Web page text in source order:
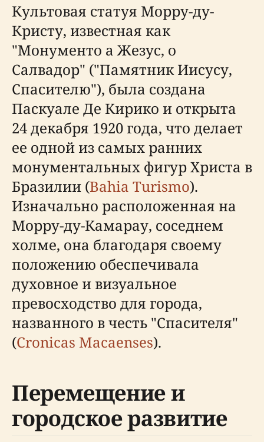
Культовая статуя Морру-ду-
Кристу, известная как
"Монументо а Жезус, о
Салвадор" ("Памятник Иисусу,
Спасителю"), была создана
Паскуале Де Кирико и открыта
24 декабря 1920 года, что делает
ее одной из самых ранних
монументальных фигур Христа в
Бразилии (Bahia Turismo).
Изначально расположенная на
Морру-ду-Камарау, соседнем
холме, она благодаря своему
положению обеспечивала
духовное и визуальное
превосходство для города,
названного в честь "Спасителя"
(Cronicas Macaenses).
Перемещение и
городское развитие